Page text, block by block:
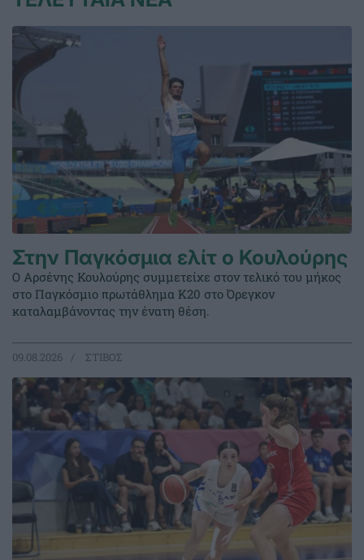
Στην Παγκόσμια ελίτ ο Κουλούρης
Ο Αρσένης Κουλούρης συμμετείχε στον τελικό του μήκος
στο Παγκόσμιο πρωτάθλημα Κ20 στο Όρεγκον
καταλαμβάνοντας την ένατη θέση.
09.08.2026 ΣΤΙΒΟΣ